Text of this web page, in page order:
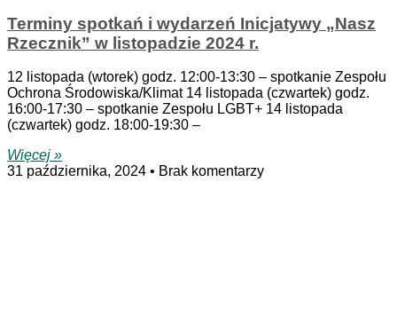
Terminy spotkań i wydarzeń Inicjatywy „Nasz
Rzecznik” w listopadzie 2024 r.
12 listopada (wtorek) godz. 12:00-13:30 – spotkanie Zespołu
Ochrona Środowiska/Klimat 14 listopada (czwartek) godz.
16:00-17:30 – spotkanie Zespołu LGBT+ 14 listopada
(czwartek) godz. 18:00-19:30 –
Więcej »
31 października, 2024
Brak komentarzy